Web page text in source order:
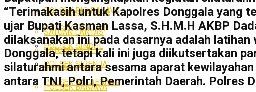
POLSEK RIO PAKAVA
POLSEK LABUAN
POLSEK SINDUE
POLSEK SIRENJA
POLSEK BALAESANG
SATUAN SABHARA
SATUAN LANTAS
SATUAN TAHTI
SATUAN POLAIR
POLSEK BANAWA
“Terimakasih untuk Kapolres Donggala yang
ujar Bupati Kasman Lassa, S.H.M.H AKBP
dilaksanakan ini pada dasarnya adalah
Donggala, tetapi kali ini juga diikutsertakan
silaturahmi antara sesama aparat
antara TNI, Polri, Pemerintah Daerah. Polres